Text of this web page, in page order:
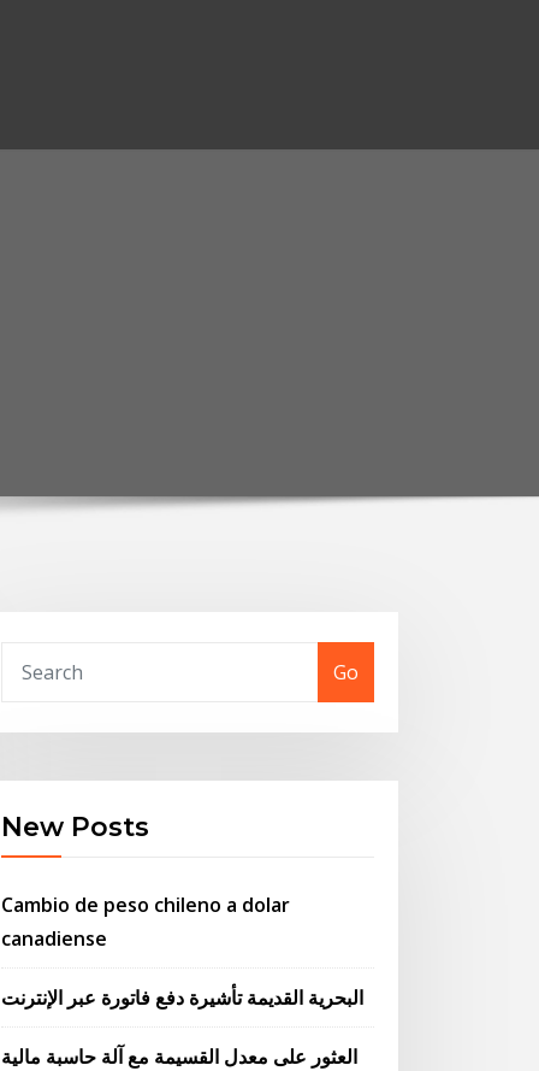
Go
New Posts
Cambio de peso chileno a dolar
canadiense
البحرية القديمة تأشيرة دفع فاتورة عبر الإنترنت
العثور على معدل القسيمة مع آلة حاسبة مالية